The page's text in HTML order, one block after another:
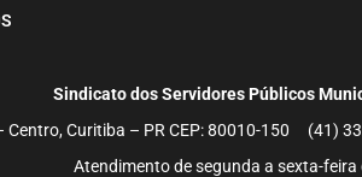
Sindicato dos Servidores Públicos
Centro, Curitiba – PR CEP: 80010-150 (41)
Atendimento de segunda a sexta-feira